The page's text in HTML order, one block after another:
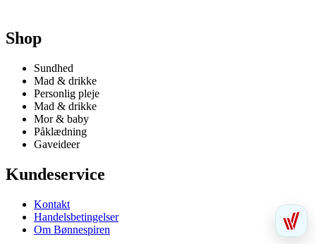
Shop
Sundhed
Mad & drikke
Personlig pleje
Mad & drikke
Mor & baby
Påklædning
Gaveideer
Kundeservice
Kontakt
Handelsbetingelser
Om Bønnespiren